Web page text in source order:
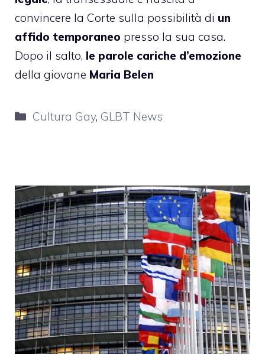
convincere la Corte sulla possibilità di un
affido temporaneo presso la sua casa.
Dopo il salto, le parole cariche d’emozione
della giovane Maria Belen
Categorie
Cultura Gay, GLBT News